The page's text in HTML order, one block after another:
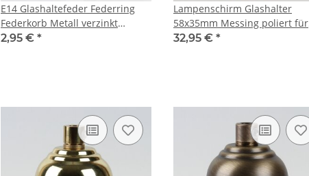
E14 Glashaltefeder Federring
Federkorb Metall verzinkt
55x20mm ohne Flansch für
2,95 € *
Lampenschirm Glashalter
58x35mm Messing poliert für
E14 und E27 Fassung
32,95 € *